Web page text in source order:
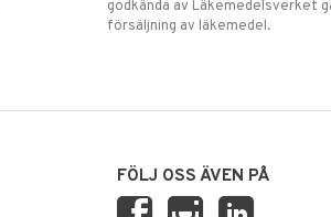
godkända av Läkemedelsverket
försäljning av läkemedel.
FÖLJ OSS ÄVEN PÅ